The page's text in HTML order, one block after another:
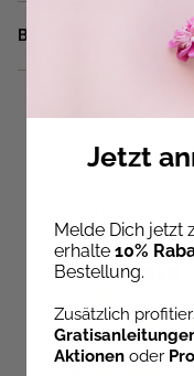
Bewertungen
Jetzt
Melde Dich jetzt
erhalte 10%
Bestellung.
Zusätzlich
Aktionen oder